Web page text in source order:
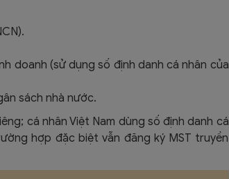
doanh (sử dụng số định danh cá nhân của
sách nhà nước.
cá nhân Việt Nam dùng số định danh cá
hợp đặc biệt vẫn đăng ký MST truyền